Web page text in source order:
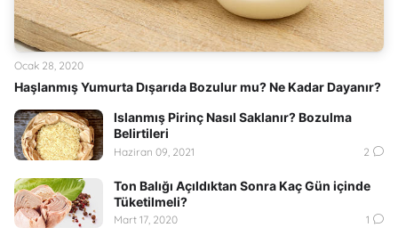
Haşlanmış Yumurta Dışarıda Bozulur mu? Ne Kadar Dayanır?
Ocak 28, 2020
Islanmış Pirinç Nasıl Saklanır? Bozulma
Belirtileri
Haziran 09, 2021 2
Ton Balığı Açıldıktan Sonra Kaç Gün içinde
Tüketilmeli?
Mart 17, 2020 1